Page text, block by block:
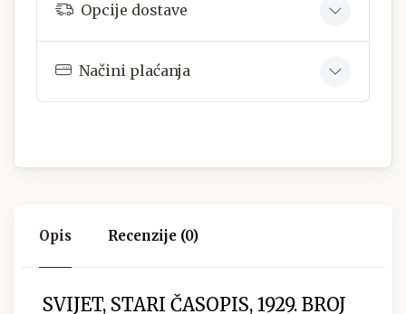
Opcije dostave
Načini plaćanja
Opis Recenzije (0)
SVIJET, STARI ČASOPIS, 1929. BROJ